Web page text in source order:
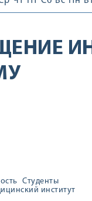
Студенты
институт